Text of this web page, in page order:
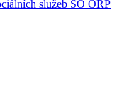
služeb SO ORP